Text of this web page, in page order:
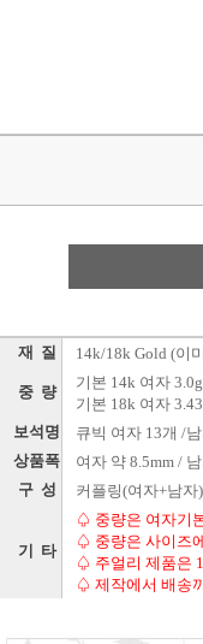
재 질 14k/18k Gold (이
중 량
기본 14k 여자
기본 18k 여자
보석명 큐빅 여자 13개 /남
상품폭 여자 약 8.5mm /
구 성 커플링(여자+남자)
기 타
♤ 중량은 여자기
♤ 중량은 사이즈
♤ 주얼리 제품은
♤ 제작에서 배송